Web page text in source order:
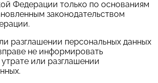
Федерации только по основаниям
законодательством
разглашении персональных данных
не информировать
или разглашении